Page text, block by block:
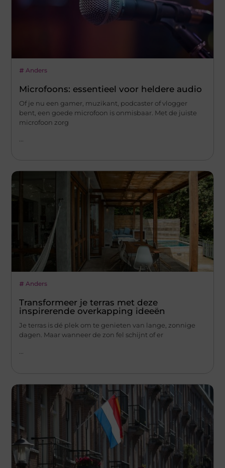
Anders
Microfoons: essentieel voor heldere audio
Of je nu een gamer, muzikant, podcaster of vlogger
bent, een goede microfoon is onmisbaar. Met de juiste
microfoon zorg
Anders
Transformeer je terras met deze
inspirerende overkapping ideeën
Je terras is dé plek om te genieten van lange, zonnige
dagen. Maar wanneer de zon fel schijnt of er
...